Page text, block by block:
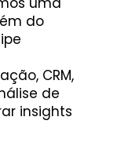
do
CRM,
de
insights